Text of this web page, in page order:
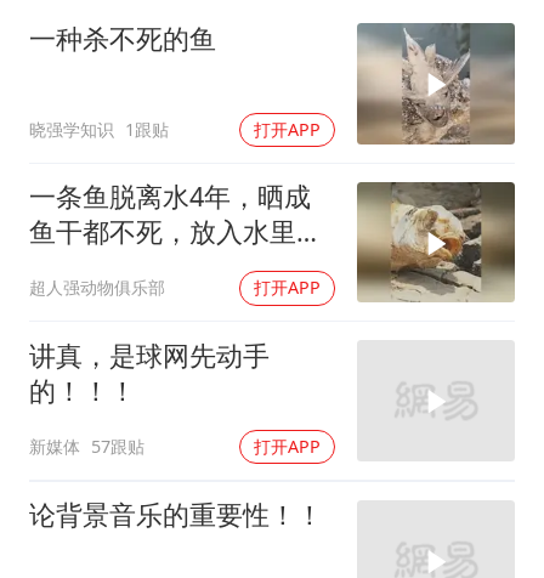
挡“张雪机车”民进党当局怕什么
灌溉水坝被隔成鱼塘 村民投诉20余年
萌娃帮爷爷脱玉米 卖力干活超可爱
奋力开创中国式现代化建设新局面
一种杀不死的鱼
晓强学知识 1跟贴 打开APP
一条鱼脱离水4年，晒成
鱼干都不死，放入水里一
超人强动物俱乐部 打开APP
讲真，是球网先动手
的！！！
新媒体 57跟贴 打开APP
论背景音乐的重要性！！